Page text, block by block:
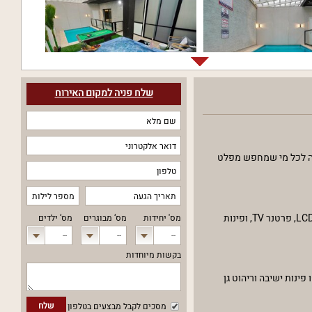
שלח פניה למקום האירוח
מס‘ ילדים
--
מס‘ מבוגרים
--
מס' יחידות
--
בקשות מיוחדות
שלח מסכים לקבל מבצעים בטלפון
לכל מי שמחפש מפלט
הסוויטות כוללות שתי יחידות אירוח מרווחות - סוויטת ברמינו וסוויטת טוטו. כל אחת מהן מעוצבת בקפידה לספק נוחות מודרנית. תיהנו מאמבט ספא, מסכי LCD, פרטנר TV, ופינות
ישיבה וריהוט גן